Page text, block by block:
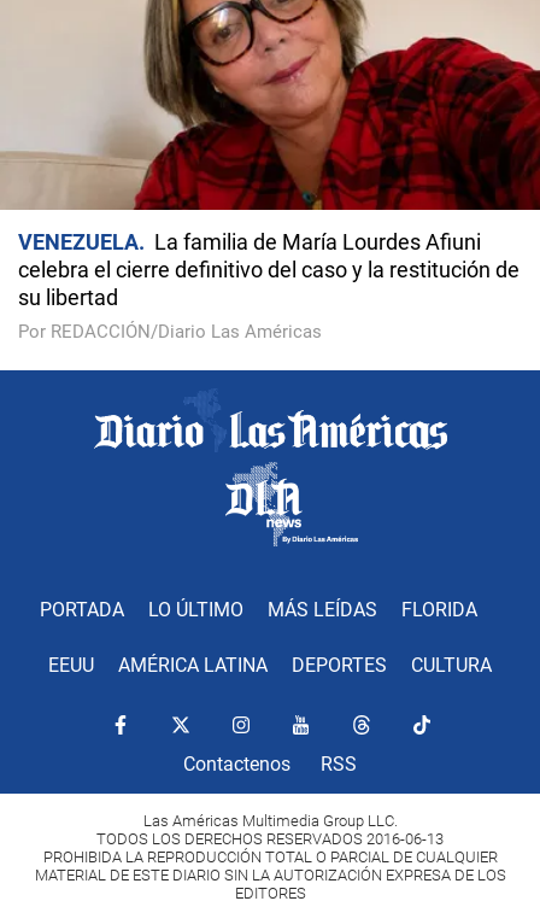
VENEZUELA
La familia de María Lourdes Afiuni
celebra el cierre definitivo del caso y la restitución de
su libertad
Por REDACCIÓN/Diario Las Américas
PORTADA LO ÚLTIMO MÁS LEÍDAS FLORIDA
EEUU AMÉRICA LATINA DEPORTES CULTURA
Contactenos RSS
Las Américas Multimedia Group LLC.
TODOS LOS DERECHOS RESERVADOS 2016-06-13
PROHIBIDA LA REPRODUCCIÓN TOTAL O PARCIAL DE CUALQUIER
MATERIAL DE ESTE DIARIO SIN LA AUTORIZACIÓN EXPRESA DE LOS
EDITORES